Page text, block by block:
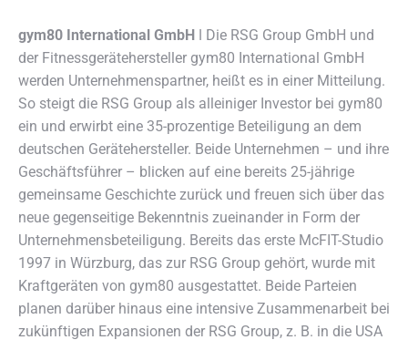
gym80 International GmbH ǀ Die RSG Group GmbH und
der Fitnessgerätehersteller gym80 International GmbH
werden Unternehmenspartner, heißt es in einer Mitteilung.
So steigt die RSG Group als alleiniger Investor bei gym80
ein und erwirbt eine 35-prozentige Beteiligung an dem
deutschen Gerätehersteller. Beide Unternehmen – und ihre
Geschäftsführer – blicken auf eine bereits 25-jährige
gemeinsame Geschichte zurück und freuen sich über das
neue gegenseitige Bekenntnis zueinander in Form der
Unternehmensbeteiligung. Bereits das erste McFIT-Studio
1997 in Würzburg, das zur RSG Group gehört, wurde mit
Kraftgeräten von gym80 ausgestattet. Beide Parteien
planen darüber hinaus eine intensive Zusammenarbeit bei
zukünftigen Expansionen der RSG Group, z. B. in die USA